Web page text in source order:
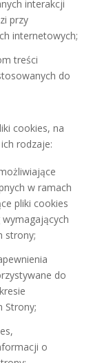
interakcji
przy
internetowych;
treści
do
cookies, na
rodzaje:
w ramach
pliki cookies
strony;
do
Strony;
o